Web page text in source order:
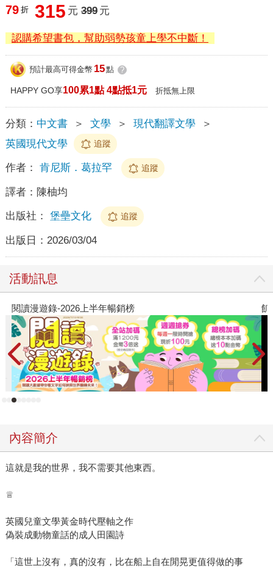
79 折 315 元 399 元
認購希望書包，幫助弱勢孩童上學不中斷！
預計最高可得金幣 15點 ?
HAPPY GO享100累1點 4點抵1元 折抵無上限
分類： 中文書 ＞ 文學 ＞ 現代翻譯文學
＞
英國現代文學
追蹤
作者： 肯尼斯．葛拉罕 追蹤
譯者： 陳柚均
出版社： 堡壘文化 追蹤
出版日： 2026/03/04
活動訊息
閱讀漫遊錄-2026上半年暢銷榜 飢
內容簡介
這就是我的世界，我不需要其他東西。
♕
英國兒童文學黃金時代壓軸之作
偽裝成動物童話的成人田園詩
「這世上沒有，真的沒有，比在船上自在閒晃更值得做的事